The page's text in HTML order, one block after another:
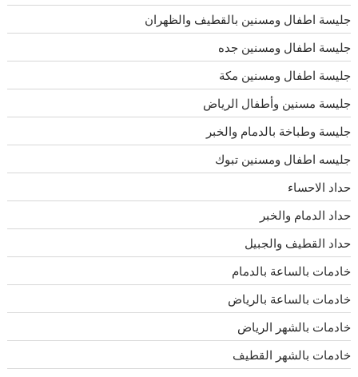
جليسة اطفال ومسنين بالقطيف والظهران
جليسة اطفال ومسنين جده
جليسة اطفال ومسنين مكة
جليسة مسنين وأطفال الرياض
جليسة وطباخة بالدمام والخبر
جليسه اطفال ومسنين تبوك
حداد الاحساء
حداد الدمام والخبر
حداد القطيف والجبيل
خادمات بالساعة بالدمام
خادمات بالساعة بالرياض
خادمات بالشهر الرياض
خادمات بالشهر القطيف